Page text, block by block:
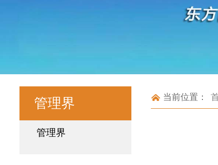
管理界
管理界
当前位置：